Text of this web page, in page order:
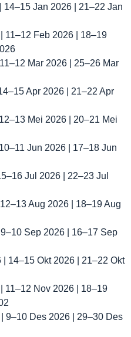
14–15 Jan 2026 | 21–22 Jan
11–12 Feb 2026 | 18–19
Mar 2026 | 25–26 Mar
Apr 2026 | 21–22 Apr
Mei 2026 | 20–21 Mei
Jun 2026 | 17–18 Jun
Jul 2026 | 22–23 Jul
Aug 2026 | 18–19 Aug
Sep 2026 | 16–17 Sep
| 14–15 Okt 2026 | 21–22 Okt
11–12 Nov 2026 | 18–19
9–10 Des 2026 | 29–30 Des